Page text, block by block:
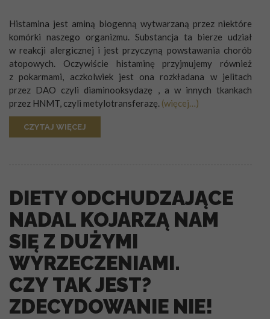
Histamina jest aminą biogenną wytwarzaną przez niektóre
komórki naszego organizmu. Substancja ta bierze udział
w reakcji alergicznej i jest przyczyną powstawania chorób
atopowych. Oczywiście histaminę przyjmujemy również
z pokarmami, aczkolwiek jest ona rozkładana w jelitach
przez DAO czyli diaminooksydazę , a w innych tkankach
przez HNMT, czyli metylotransferazę. (więcej…)
CZYTAJ WIĘCEJ
DIETY ODCHUDZAJĄCE
NADAL KOJARZĄ NAM
SIĘ Z DUŻYMI
WYRZECZENIAMI.
CZY TAK JEST?
ZDECYDOWANIE NIE!